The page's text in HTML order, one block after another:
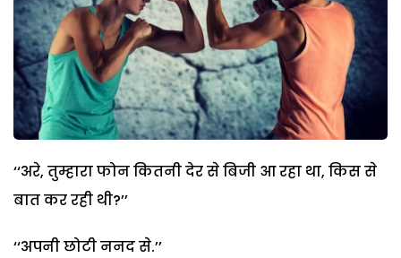
‘‘अरे, तुम्हारा फोन कितनी देर से बिजी आ रहा था, किस से
बात कर रही थी?’’
‘‘अपनी छोटी ननद से.’’